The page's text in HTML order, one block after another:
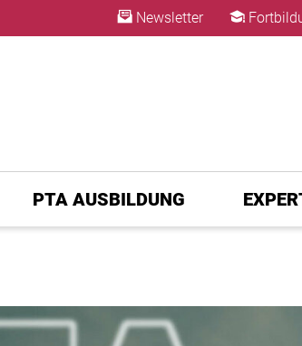
Newsletter
PTA AUSBILDUNG